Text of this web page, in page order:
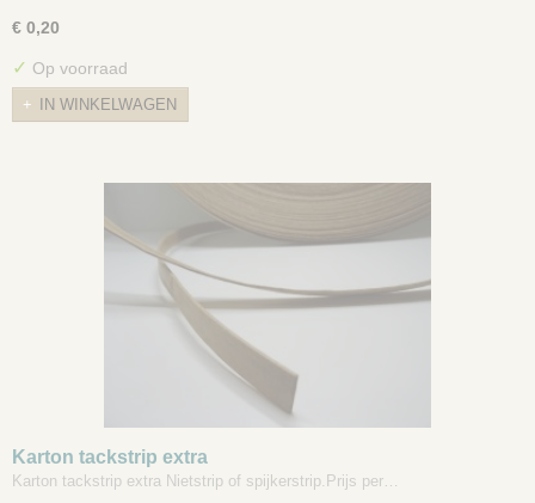
€ 0,20
✓ Op voorraad
IN WINKELWAGEN
Karton tackstrip extra
Karton tackstrip extra Nietstrip of spijkerstrip.Prijs per…